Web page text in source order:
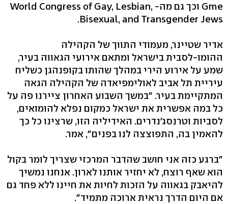
Gme וכך גם מה- World Congress of Gay, Lesbian,
Bisexual, and Transgender Jews.
אדיר שטיינר, מעמודי התווך של הקהילה
ההומו-לסבית בישראל ומתאם אירועי הגאווה בעיר,
שמע על אירוע הירי במהלך שהותו בקופנהגן כשליח
עיריית תל אביב לאולימפיאדה של הקהילה הגאה
המתקיימת בעיר. "במשך השבוע האחרון ציירנו פה על
כל במה אפשרית את ישראל כמקום נפלא להומואים,
לסביות וטרנסג'נדרים. האידיליה הזו, שרצינו כל כך
להאמין בה, התפוצצה לנו בפנים", אמר.
"ברגע כזה אני חושב שהדבר המרכזי שצריך לומר בקול
הוא שאף רוצח, לא יחזיר אותנו לארון. אנחנו נמשיך
להיאבק בגאווה על הזכות לחיות את חיינו ללא פחד גם
אם היום הדרך נראית ארוכה מתמיד".